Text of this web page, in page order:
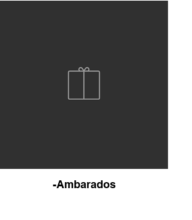
-Ambarados